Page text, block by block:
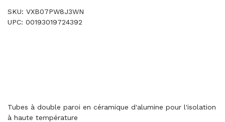
SKU: VXB07PW8J3WN
UPC: 00193019724392
Tubes à double paroi en céramique d'alumine pour l'isolation
à haute température